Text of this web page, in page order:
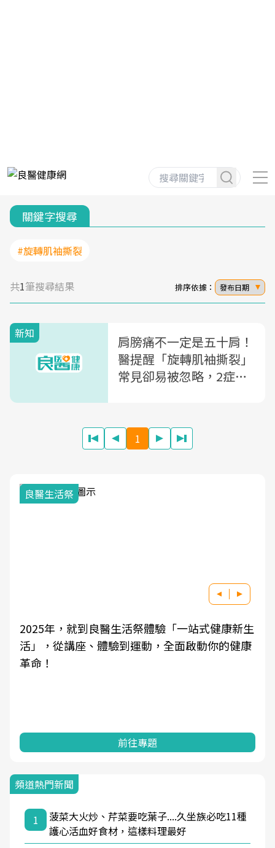
關鍵字搜尋
#旋轉肌袖撕裂
共1筆搜尋結果 排序依據： 發布日期
新知
肩膀痛不一定是五十肩！
醫提醒「旋轉肌袖撕裂」
常見卻易被忽略，2症狀
1
良醫生活祭
2025年，就到良醫生活祭體驗「一站式健康新生
活」，從講座、體驗到運動，全面啟動你的健康
革命！
前往專題
頻道熱門新聞
1
菠菜大火炒、芹菜要吃葉子....久坐族必吃11種
護心活血好食材，這樣料理最好